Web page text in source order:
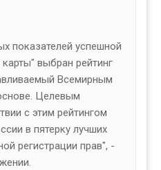
показателей успешной
выбран рейтинг
Всемирным
Целевым
с этим рейтингом
в пятерку лучших
регистрации прав", -